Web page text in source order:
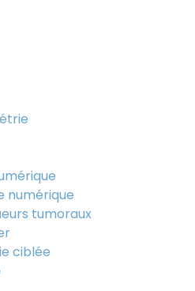
numérique
tumoraux
ciblée